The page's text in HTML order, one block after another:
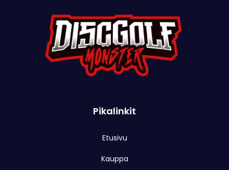
Pikalinkit
Etusivu
Kauppa